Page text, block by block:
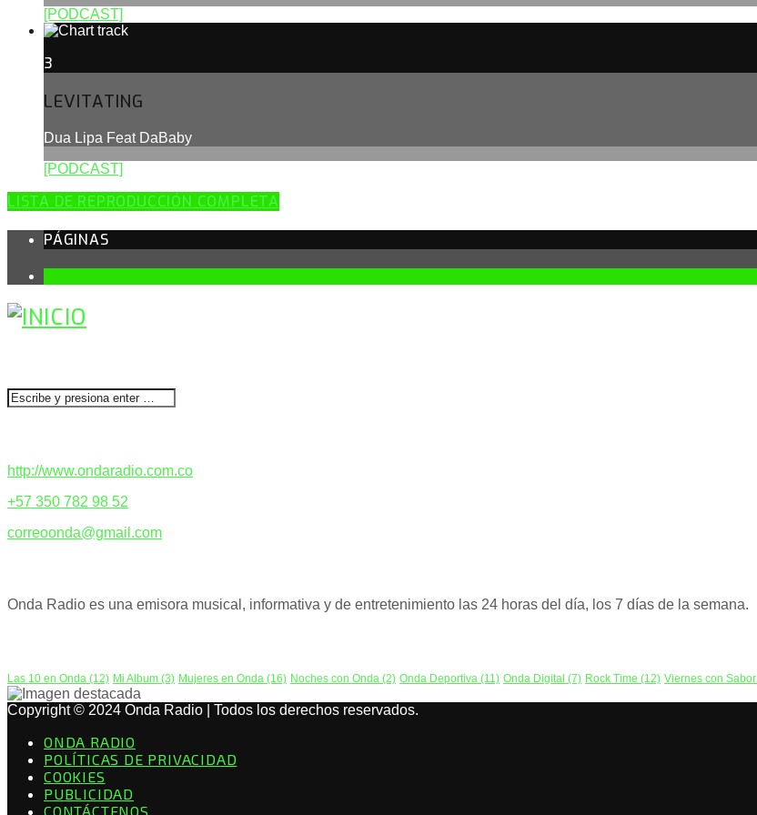
[PODCAST]
3
LEVITATING
Dua Lipa Feat DaBaby
[PODCAST]
LISTA DE REPRODUCCIÓN COMPLETA
PÁGINAS
http://www.ondaradio.com.co
+57 350 782 98 52
correoonda@gmail.com
Onda Radio es una emisora musical, informativa y de entretenimiento las 24 horas del día, los 7 días de la semana.
Las 10 en Onda (12) Mi Album (3) Mujeres en Onda (16) Noches con Onda (2) Onda Deportiva (11) Onda Digital (7) Rock Time (12) Viernes con Sabor
Copyright © 2024 Onda Radio | Todos los derechos reservados.
ONDA RADIO
POLÍTICAS DE PRIVACIDAD
COOKIES
PUBLICIDAD
CONTÁCTENOS